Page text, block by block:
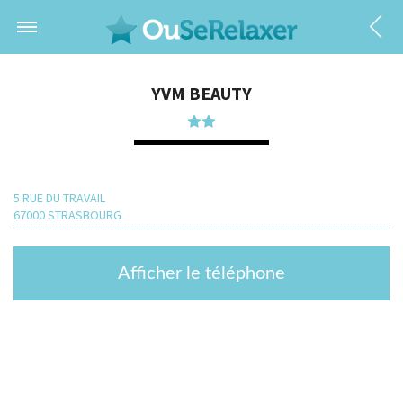
YVM BEAUTY
5 RUE DU TRAVAIL
67000 STRASBOURG
Afficher le téléphone